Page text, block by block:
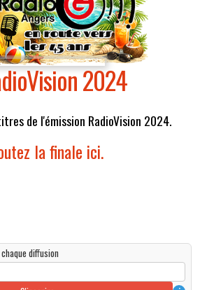
2024
de l'émission RadioVision 2024.
la finale ici.
diffusion